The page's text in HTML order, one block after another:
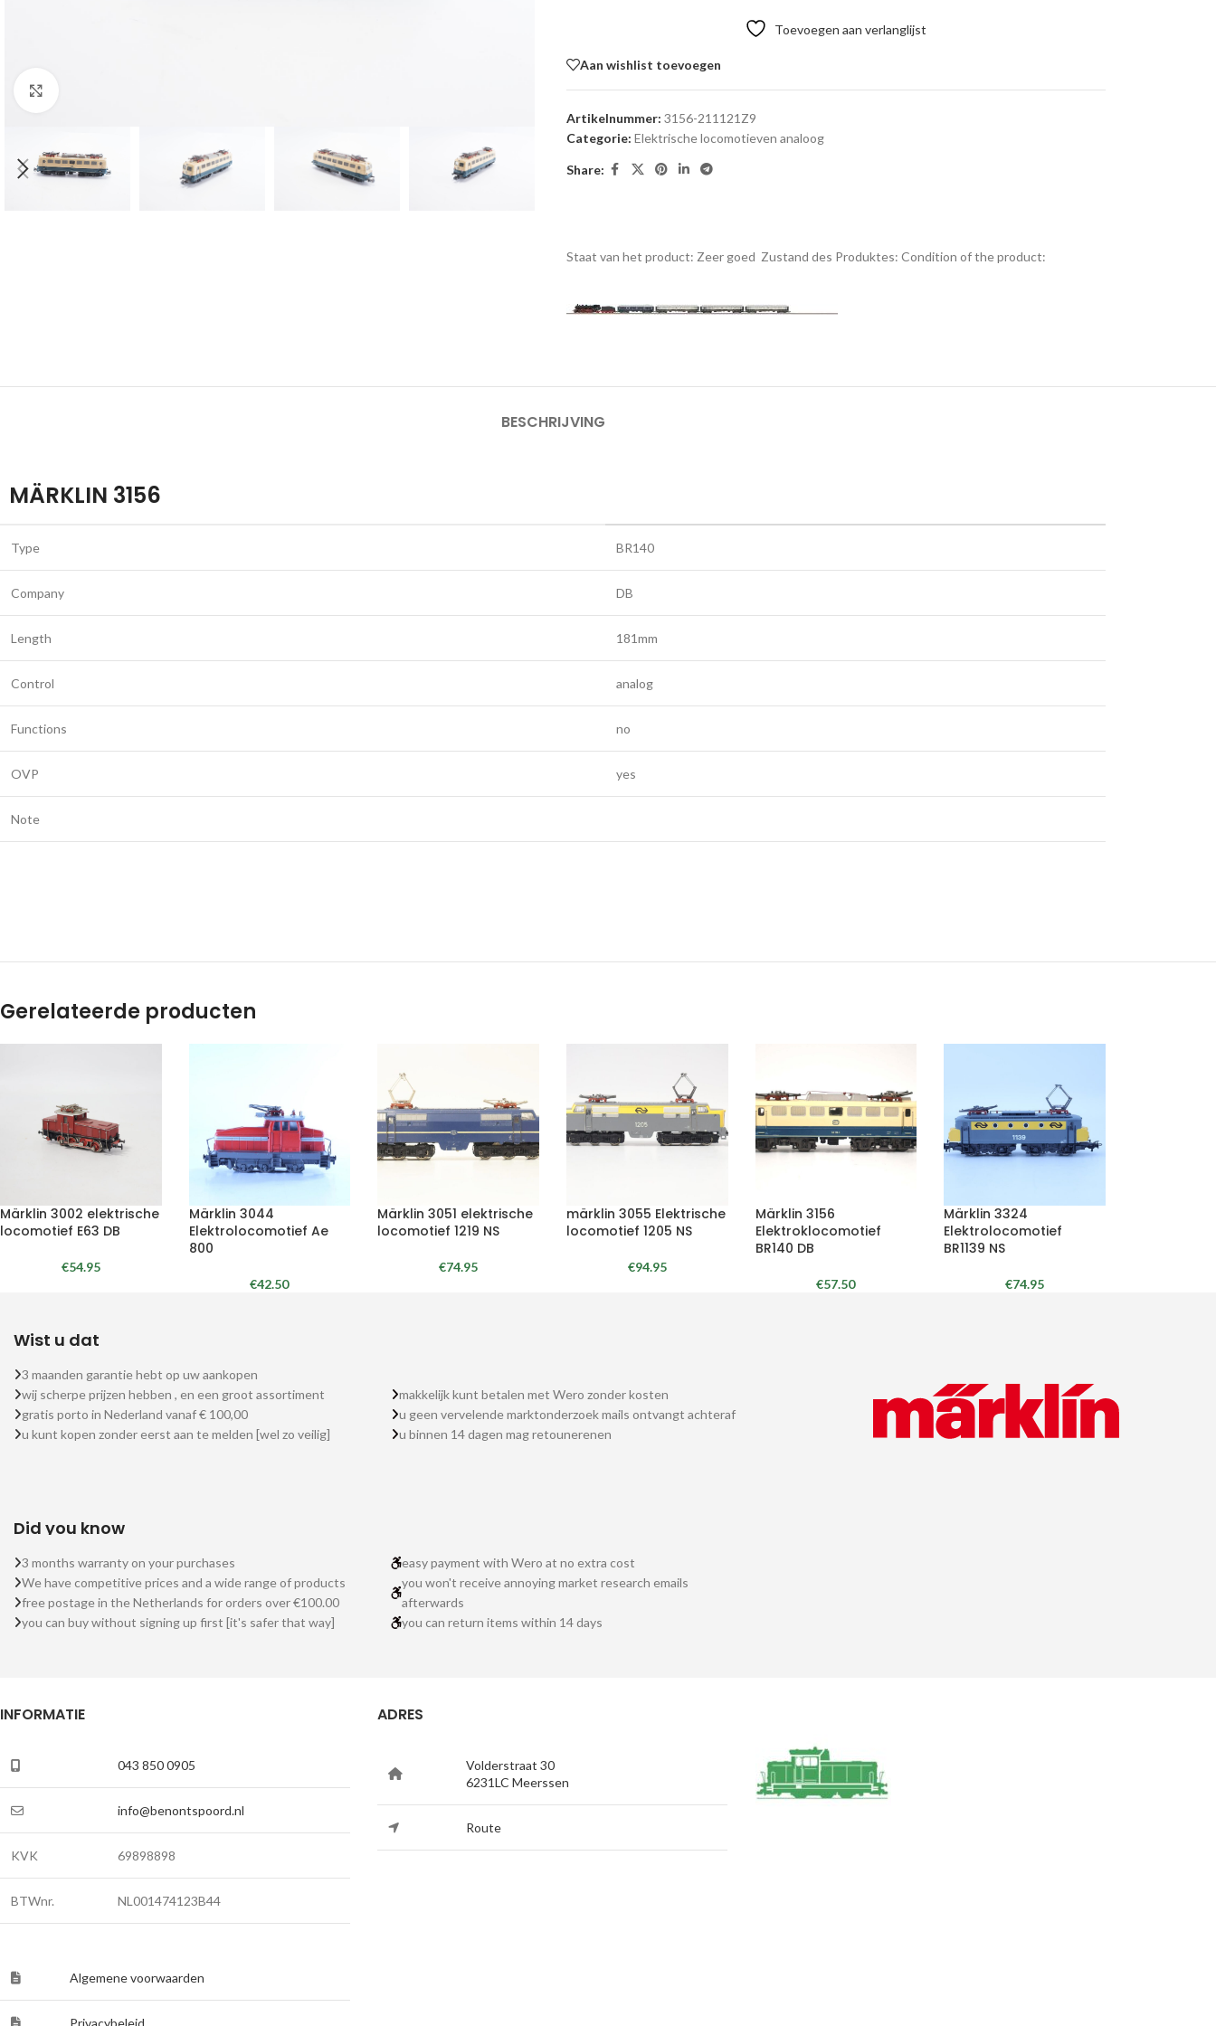
Toevoegen aan verlanglijst
Aan wishlist toevoegen
Artikelnummer: 3156-211121Z9
Categorie: Elektrische locomotieven analoog
Share:
Staat van het product: Zeer goed Zustand des Produktes: Condition of the product:
BESCHRIJVING
MÄRKLIN 3156
Type BR140
Company DB
Length 181mm
Control analog
Functions no
OVP yes
Note
Gerelateerde producten
Märklin 3002 elektrische
locomotief E63 DB
€54.95
Märklin 3044
Elektrolocomotief Ae
800
€42.50
Märklin 3051 elektrische
locomotief 1219 NS
€74.95
märklin 3055 Elektrische
locomotief 1205 NS
€94.95
Märklin 3156
Elektroklocomotief
BR140 DB
€57.50
Märklin 3324
Elektrolocomotief
BR1139 NS
€74.95
Wist u dat
3 maanden garantie hebt op uw aankopen
wij scherpe prijzen hebben , en een groot assortiment
gratis porto in Nederland vanaf € 100,00
u kunt kopen zonder eerst aan te melden [wel zo veilig]
makkelijk kunt betalen met Wero zonder kosten
u geen vervelende marktonderzoek mails ontvangt achteraf
u binnen 14 dagen mag retounerenen
Did you know
3 months warranty on your purchases
We have competitive prices and a wide range of products
free postage in the Netherlands for orders over €100.00
you can buy without signing up first [it's safer that way]
easy payment with Wero at no extra cost
you won't receive annoying market research emails
afterwards
you can return items within 14 days
INFORMATIE
043 850 0905
info@benontspoord.nl
KVK 69898898
BTWnr. NL001474123B44
Algemene voorwaarden
Privacybeleid
ADRES
Volderstraat 30
6231LC Meerssen
Route